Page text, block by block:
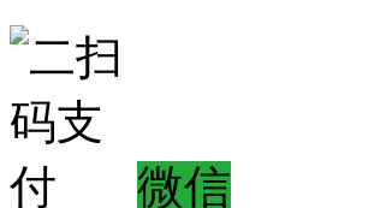
微信